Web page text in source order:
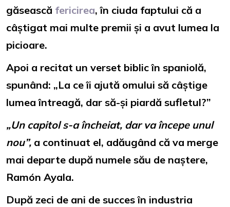
găsească fericirea, în ciuda faptului că a
câștigat mai multe premii și a avut lumea la
picioare.
Apoi a recitat un verset biblic în spaniolă,
spunând: „La ce îi ajută omului să câștige
lumea întreagă, dar să-și piardă sufletul?”
„Un capitol s-a încheiat, dar va începe unul
nou”, a continuat el, adăugând că va merge
mai departe după numele său de naștere,
Ramón Ayala.
După zeci de ani de succes în industria